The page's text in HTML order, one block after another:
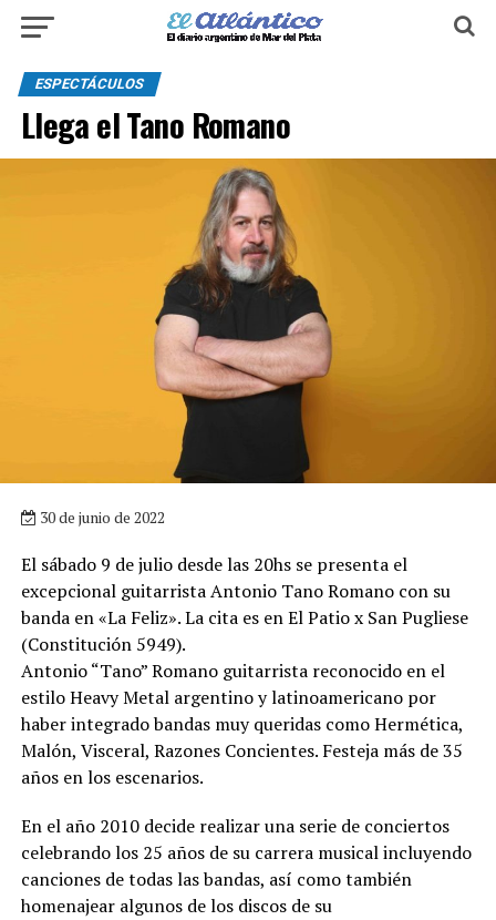
ESPECTÁCULOS
Llega el Tano Romano
30 de junio de 2022
El sábado 9 de julio desde las 20hs se presenta el
excepcional guitarrista Antonio Tano Romano con su
banda en «La Feliz». La cita es en El Patio x San Pugliese
(Constitución 5949).
Antonio “Tano” Romano guitarrista reconocido en el
estilo Heavy Metal argentino y latinoamericano por
haber integrado bandas muy queridas como Hermética,
Malón, Visceral, Razones Concientes. Festeja más de 35
años en los escenarios.
En el año 2010 decide realizar una serie de conciertos
celebrando los 25 años de su carrera musical incluyendo
canciones de todas las bandas, así como también
homenajear algunos de los discos de su